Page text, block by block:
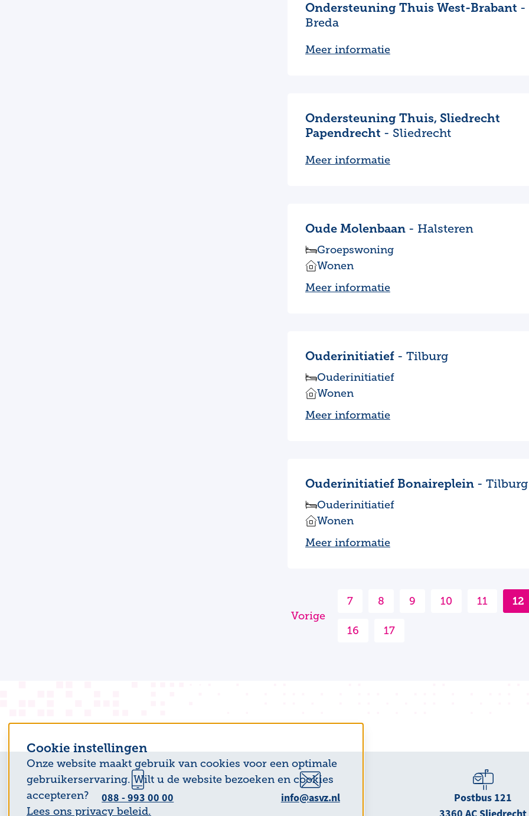
Cookie instellingen
Onze website maakt gebruik van cookies voor een optimale
gebruikerservaring. Wilt u de website bezoeken en cookies
accepteren?
Lees ons privacy beleid.
Ondersteuning Thuis West-Brabant -
Breda
Meer informatie
Ondersteuning Thuis, Sliedrecht
Papendrecht - Sliedrecht
Meer informatie
Oude Molenbaan - Halsteren
Groepswoning
Wonen
Meer informatie
Ouderinitiatief - Tilburg
Ouderinitiatief
Wonen
Meer informatie
Ouderinitiatief Bonaireplein - Tilburg
Ouderinitiatief
Wonen
Meer informatie
Vorige
7 8 9 10 11 12
16 17
088 - 993 00 00 info@asvz.nl
Postbus 121